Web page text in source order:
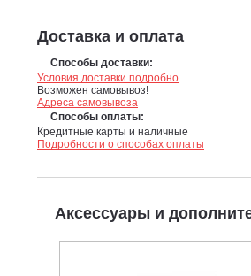
Доставка и оплата
Способы доставки:
Условия доставки подробно
Возможен самовывоз!
Адреса самовывоза
Способы оплаты:
Кредитные карты и наличные
Подробности о способах оплаты
Аксессуары и